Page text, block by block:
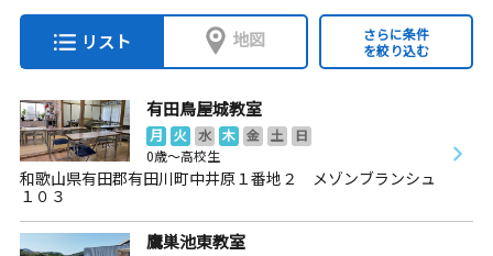
リスト 地図
さらに条件
を絞り込む
有田鳥屋城教室
月 火 水 木 金 土
日
0歳～高校生
和歌山県有田郡有田川町中井原１番地２ メゾンブランシュ
１０３
鷹巣池東教室